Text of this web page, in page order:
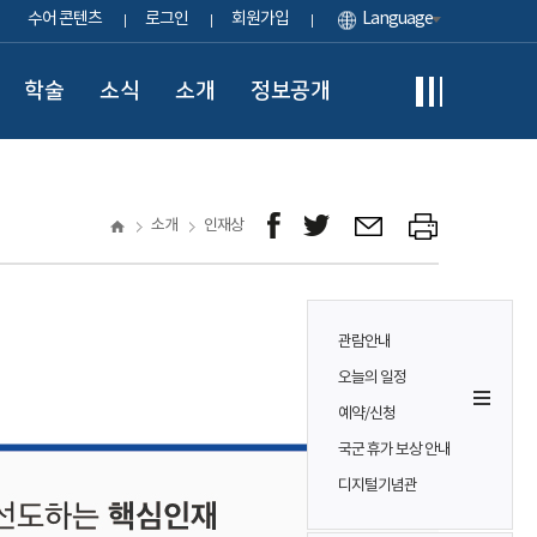
수어 콘텐츠 로그인 회원가입 Language
학술 소식 소개 정보공개
관람안내
오늘의 일정
예약/신청
국군 휴가 보상 안내
디지털기념관
소개 인재상